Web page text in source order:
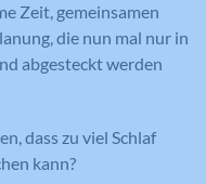
Zeit, gemeinsamen
die nun mal nur in
abgesteckt werden
dass zu viel Schlaf
kann?